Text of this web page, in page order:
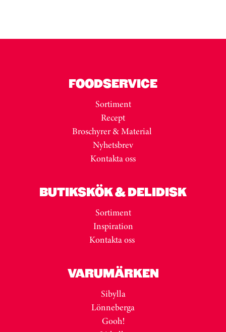
FOODSERVICE
Sortiment
Recept
Broschyrer & Material
Nyhetsbrev
Kontakta oss
BUTIKSKÖK & DELIDISK
Sortiment
Inspiration
Kontakta oss
VARUMÄRKEN
Sibylla
Lönneberga
Gooh!